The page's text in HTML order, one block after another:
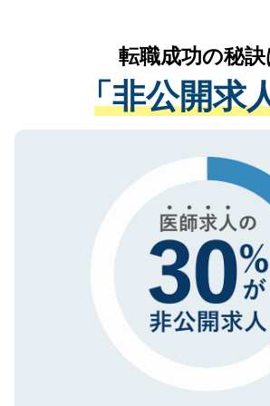
は、個人情報の取り扱いに
管理基準を満たした事業者
る、プライバシーマークを
ご登録いただいた個人情報
で、機密保持に関してもご
かがいして、現在の医療機
経験をまじえながら、適切
させていただきます。すぐ
ない方には、長期的なサポ
ので、まずはご登録くださ
転職成功の秘
「非公開求